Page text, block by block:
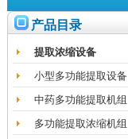
产品目录
提取浓缩设备
小型多功能提取设备
中药多功能提取机组
多功能提取浓缩机组